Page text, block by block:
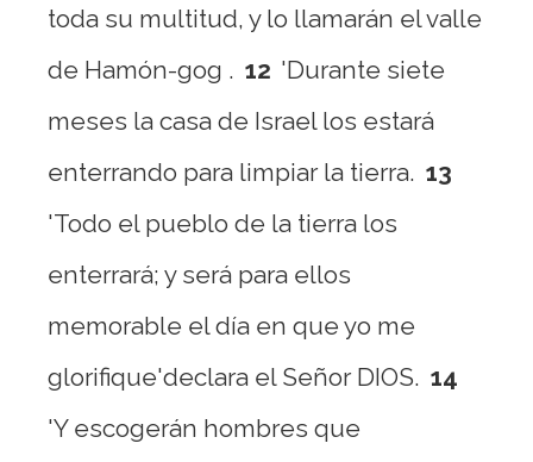
toda su multitud, y lo llamarán el valle
de Hamón-gog . 12 'Durante siete
meses la casa de Israel los estará
enterrando para limpiar la tierra. 13
'Todo el pueblo de la tierra los
enterrará; y será para ellos
memorable el día en que yo me
glorifique'declara el Señor DIOS. 14
'Y escogerán hombres que